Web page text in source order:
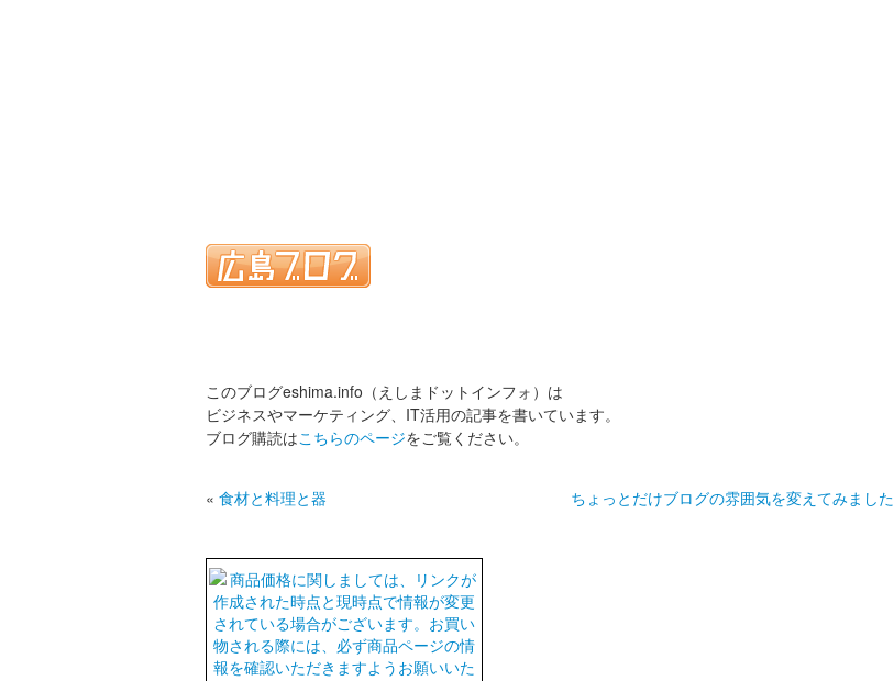
このブログeshima.info（えしまドットインフォ）は
ビジネスやマーケティング、IT活用の記事を書いています。
ブログ購読はこちらのページをご覧ください。
« 食材と料理と器 ちょっとだけブログの雰囲気を変えてみました